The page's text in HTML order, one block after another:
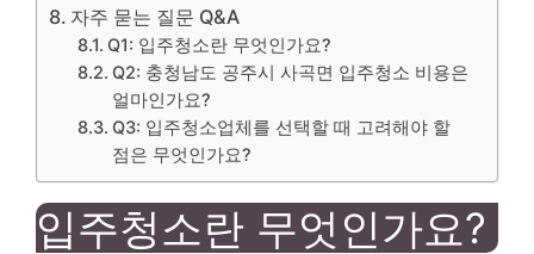
자주 묻는 질문 Q&A
Q1: 입주청소란 무엇인가요?
Q2: 충청남도 공주시 사곡면 입주청소 비용은
얼마인가요?
Q3: 입주청소업체를 선택할 때 고려해야 할
점은 무엇인가요?
입주청소란 무엇인가요?